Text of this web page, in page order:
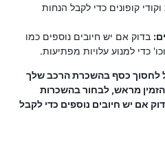
קופונים כדי לקבל הנחות
בדוק אם יש חיובים נוספים כמו
כדי למנוע עלויות מפתיעות.
לחסוך כסף בהשכרת הרכב שלך
מראש, לבחור בהשכרות
אם יש חיובים נוספים כדי לקבל